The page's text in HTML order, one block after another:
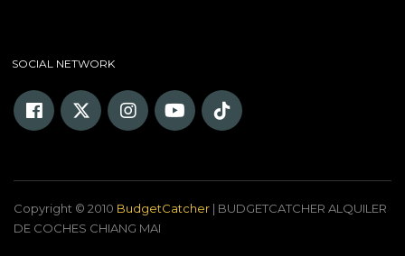
SOCIAL NETWORK
Copyright © 2010 BudgetCatcher | BUDGETCATCHER ALQUILER
DE COCHES CHIANG MAI